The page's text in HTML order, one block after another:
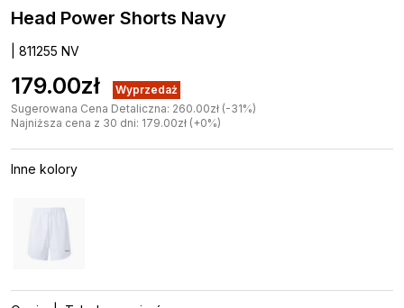
Head Power Shorts Navy
| 811255 NV
179.00zł
Wyprzedaż
Sugerowana Cena Detaliczna: 260.00zł (-31%)
Najniższa cena z 30 dni: 179.00zł (+0%)
Inne kolory